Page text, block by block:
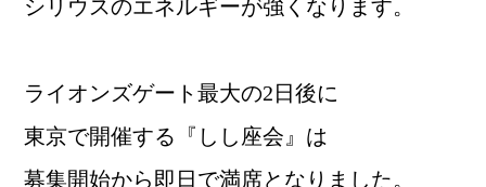
シリウスのエネルギーが強くなります。
ライオンズゲート最大の2日後に
東京で開催する『しし座会』は
募集開始から即日で満席となりました。